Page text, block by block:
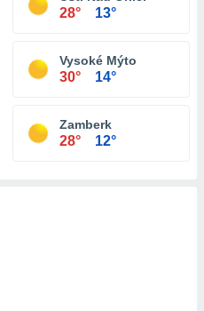
28° 13°
Vysoké Mýto
30° 14°
Zamberk
28° 12°